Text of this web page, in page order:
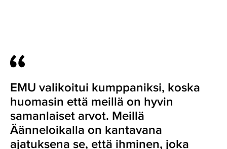
EMU valikoitui kumppaniksi, koska
huomasin että meillä on hyvin
samanlaiset arvot. Meillä
Äänneloikalla on kantavana
ajatuksena se, että ihminen, joka